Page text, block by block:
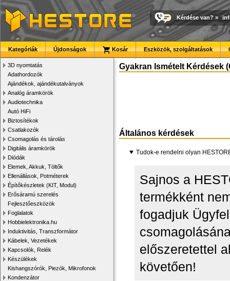
Kérdése van? »
Kategóriák Újdonságok Kosár Eszközök, szolgáltatások
3D nyomtatás
Adathordozók
Ajándékok, ajándékutalványok
Analóg áramkörök
Audiotechnika
Autó HiFi
Biztosítékok
Csatlakozók
Csomagolás és tárolás
Digitális áramkörök
Diódák
Elemek, Akkuk, Töltők
Ellenállások, Potméterek
Építőkészletek (KIT, Modul)
Erősáramú szerelés
Fejlesztőeszközök
Foglalatok
Hobbielektronika.hu
Induktivitás, Transzformátor
Kábelek, Vezetékek
Kapcsolók, Relék
Készülékek
Kishangszórók, Piezók, Mikrofonok
Kondenzátor
Gyakran Ismételt Kérdések
Általános kérdések
Tudok-e rendelni olyan
Sajnos a
termékként
fogadjuk
előszeretettel
követően!